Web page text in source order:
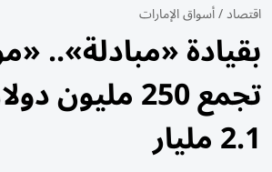
اقتصاد/أسواق الإمارات
بقيادة «مبادلة»..
تجمع 250
2.1 مليار